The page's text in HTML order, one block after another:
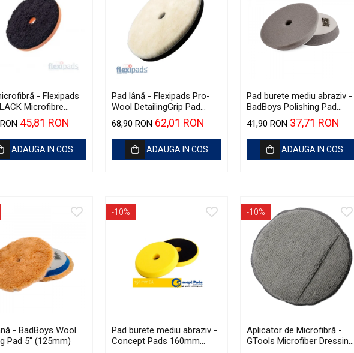
- Flexipads
Microfibre
Disc 5" (125mm)
45,81 RON
ADAUGA IN COS
Pad lână - Flexipads Pro-
Wool DetailingGrip Pad
160mm
68,90 RON62,01 RON
ADAUGA IN COS
Pad burete mediu abraziv -
BadBoys Polishing Pad
130/150mm
41,90 RON37,71 RON
ADAUGA IN COS
- BadBoys Wool
Pad 5" (125mm)
-10%
Pad burete mediu abraziv -
Concept Pads 160mm
-10%
Aplicator de Microfibră -
GTools Microfiber Dressing